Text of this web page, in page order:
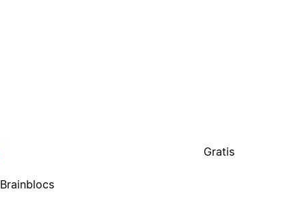
Brainblocs
Gratis